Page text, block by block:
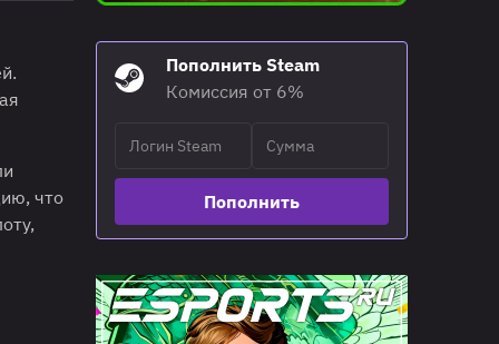
что
Пополнить Steam
Комиссия от 6%
Пополнить